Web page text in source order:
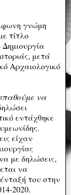
γνώμη
τίτλο
μετά
Αρχαιολογικό
να
εντάχθηκε
είχαν
με δηλώσεις,
να
του στην
2020.